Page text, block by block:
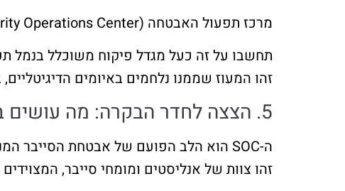
מרכז תפעול האבטחה (SOC – Security Operations Center) הוא המקום שבו הקסם האמיתי של ה-MSS קורה.
תחשבו על זה כעל מגדל פיקוח משוכלל בנמל
זהו המעוז שממנו נלחמים באיומים
5. הצצה לחדר הבקרה: מה עושים ב-SOC?
ה-SOC הוא הלב הפועם של אבטחת הסייבר המנוהלת.
זהו צוות של אנליסטים ומומחי סייבר,